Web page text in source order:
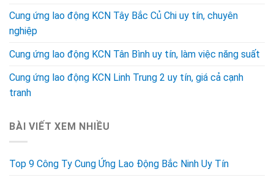
Cung ứng lao động KCN Tây Bắc Củ Chi uy tín, chuyên
nghiệp
Cung ứng lao động KCN Tân Bình uy tín, làm việc năng suất
Cung ứng lao động KCN Linh Trung 2 uy tín, giá cả cạnh
tranh
BÀI VIẾT XEM NHIỀU
Top 9 Công Ty Cung Ứng Lao Động Bắc Ninh Uy Tín